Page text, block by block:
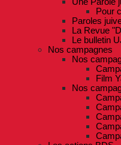
Pour
Paroles
La Revue
Le bulletin
Nos campagnes
Nos
Film
Nos